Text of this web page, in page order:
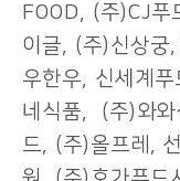
FOOD, (주)CJ푸
이글, (주)신상궁
우한우, 신세계
네식품, (주)와와
드, (주)올프레,